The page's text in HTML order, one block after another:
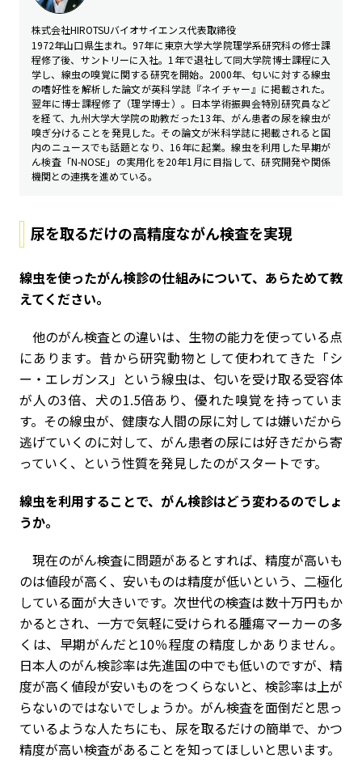
株式会社HIROTSUバイオサイエンス代表取締役
1972年山口県生まれ。97年に東京大学大学院理学系研究科の修士課
程修了後、サントリーに入社。1年で退社して同大学院博士課程に入
学し、線虫の嗅覚に関する研究を開始。2000年、匂いに対する線虫
の嗜好性を解析した論文が英科学誌『ネイチャー』に掲載された。
翌年に博士課程修了（理学博士）。日本学術振興会特別研究員など
を経て、九州大学大学院の助教だった13年、がん患者の尿を線虫が
嗅ぎ分けることを発見した。その論文が米科学誌に掲載されると国
内のニュースでも話題となり、16年に起業。線虫を利用した早期が
ん検査「N-NOSE」の実用化を20年1月に目指して、研究開発や関係
機関との連携を進めている。
尿を取るだけの高精度ながん検査を実現
――線虫を使ったがん検診の仕組みについて、あらためて教
えてください。
他のがん検査との違いは、生物の能力を使っている点
にあります。昔から研究動物として使われてきた「シ
ー・エレガンス」という線虫は、匂いを受け取る受容体
が人の3倍、犬の1.5倍あり、優れた嗅覚を持っていま
す。その線虫が、健康な人間の尿に対しては嫌いだから
逃げていくのに対して、がん患者の尿には好きだから寄
っていく、という性質を発見したのがスタートです。
――線虫を利用することで、がん検診はどう変わるのでしょ
うか。
現在のがん検査に問題があるとすれば、精度が高いも
のは値段が高く、安いものは精度が低いという、二極化
している面が大きいです。次世代の検査は数十万円もか
かるとされ、一方で気軽に受けられる腫瘍マーカーの多
くは、早期がんだと10％程度の精度しかありません。
日本人のがん検診率は先進国の中でも低いのですが、精
度が高く値段が安いものをつくらないと、検診率は上が
らないのではないでしょうか。がん検査を面倒だと思っ
ているような人たちにも、尿を取るだけの簡単で、かつ
精度が高い検査があることを知ってほしいと思います。